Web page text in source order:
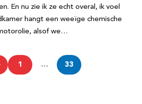
En nu zie ik ze echt overal, ik voel
hangt een weeïge chemische
alsof we…
1 … 33